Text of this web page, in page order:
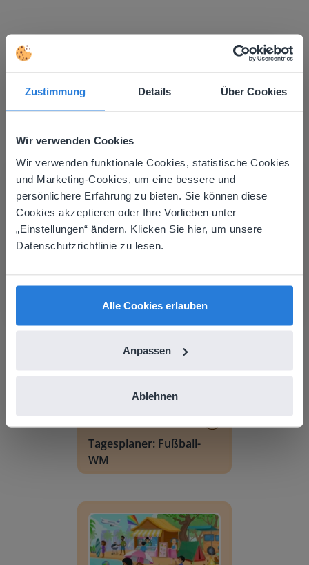
Zustimmung Details Über Cookies
Wir verwenden Cookies
Wir verwenden funktionale Cookies, statistische Cookies
und Marketing-Cookies, um eine bessere und
persönlichere Erfahrung zu bieten. Sie können diese
Cookies akzeptieren oder Ihre Vorlieben unter
„Einstellungen“ ändern. Klicken Sie hier, um unsere
Datenschutzrichtlinie zu lesen.
Alle Cookies erlauben
Anpassen
Ablehnen
Mehr entdecken!
Tagesplaner: Sommer
Lektion
Tagesplaner: Sommer
Tagesplaner: Fußball-WM
Tagesplaner: Fußball-
WM
This website doesn't match
your location
Based on your location, we think you might
prefer to visit our English website. There you'll
English
Deutsch